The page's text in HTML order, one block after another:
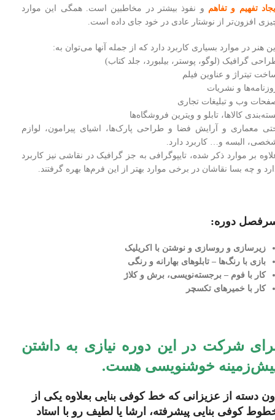
تفهیم و تفاهم و نفوذ بیشتر در مخاطبین است. همگی این موارد
افزون‌تر از نوشتار عادی در خود جای داده است.
هنر در موارد بسیاری کاربرد دارد که از جمله آنها می‌توان به:
گرافیک (لوگو، پوستر، بیلبورد، جلد کتاب)
تیتراژ و عناوین فیلم
و نشریات
وب و تبلیغات تجاری
کالاها، تابلو و ویترین فروشگاه‌‌ها
معماری و آرایش فضا و طراحی پارک‌ها، اشیای پیرامون، لوازم
البسه و… کاربرد دارد.
بر موارد ذکر شده، تایپوگرافی به جز گرافیک ‌در نقاشی نیز کاربرد
و چه بسا نقاشان در برخی موارد بهتر از این فرم‌ها بهره گرفتند.
دوره:
زیرسازی و روسازی و نوشتن با اکریلیک
بازی با رنگ‌ها – تابلوهای بهارانه و رنگی
کار با فوم – برجسته‌نویسی، برش و کلاژ
کار با خمیرهای تکسچر
شرکت در این دوره نیازی به داشتن
خوشنویسی هست.
دسته از عزیزانی که خط کوفی بنایی بعلاوه یکی از
کوفی بنایی پیشرفته، ارشا یا لطیف رو با استاد